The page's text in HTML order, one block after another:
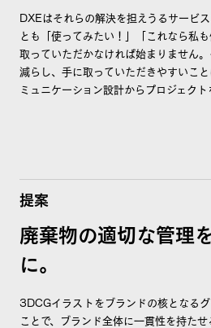
DXEはそれらの解決を担えうるサービ
とも「使ってみたい！」「これなら私
取っていただかなければ始まりません
減らし、手に取っていただきやすいこ
ミュニケーション設計からプロジェクト
提案
廃棄物の適切な管理
に。
3DCGイラストをブランドの核となる
ことで、ブランド全体に一貫性を持た